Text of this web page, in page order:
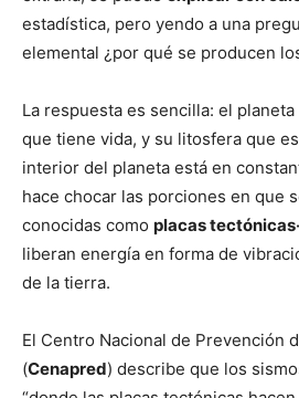
estadística, pero yendo a una
elemental ¿por qué se producen
La respuesta es sencilla: el
que tiene vida, y su litosfera que
interior del planeta está en
hace chocar las porciones en que
conocidas como placas
liberan energía en forma de
de la tierra.
El Centro Nacional de Prevención
(Cenapred) describe que los